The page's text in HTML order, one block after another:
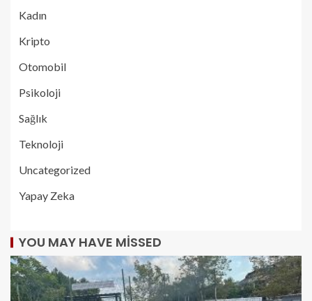
Kadın
Kripto
Otomobil
Psikoloji
Sağlık
Teknoloji
Uncategorized
Yapay Zeka
YOU MAY HAVE MISSED